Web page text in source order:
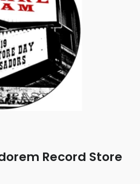
Record Store